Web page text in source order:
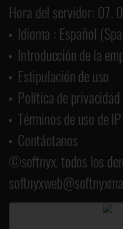
Hora del servidor: 07.
Idioma : Español
Introducción de la
Estipulación de uso
Política de privacidad
Términos de uso de
Contáctanos
©softnyx. todos los